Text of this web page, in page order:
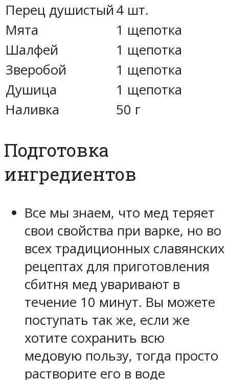
Перец душистый 4 шт.
Мята
1 щепотка
Шалфей
1 щепотка
Зверобой
1 щепотка
Душица
1 щепотка
Наливка
50 г
Подготовка
ингредиентов
Все мы знаем, что мед теряет
свои свойства при варке, но во
всех традиционных славянских
рецептах для приготовления
сбитня мед уваривают в
течение 10 минут. Вы можете
поступать так же, если же
хотите сохранить всю
медовую пользу, тогда просто
растворите его в воде